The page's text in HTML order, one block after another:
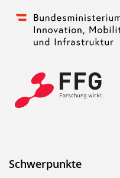
Schwerpunkte